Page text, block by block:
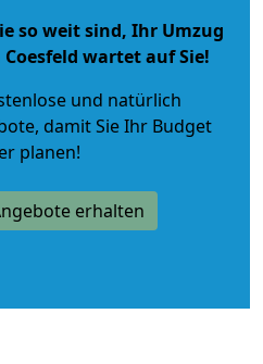
so weit sind, Ihr Umzug
wartet auf Sie!
und natürlich
, damit Sie Ihr Budget
planen!
erhalten